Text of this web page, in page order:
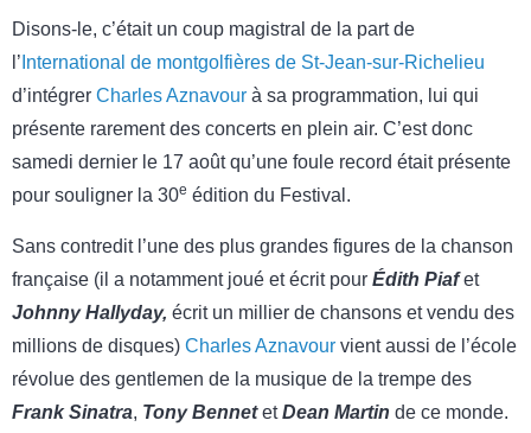
Disons-le, c’était un coup magistral de la part de
l’ International de montgolfières de St-Jean-sur-Richelieu
d’intégrer Charles Aznavour à sa programmation, lui qui
présente rarement des concerts en plein air. C’est donc
samedi dernier le 17 août qu’une foule record était présente
pour souligner la 30e édition du Festival.
Sans contredit l’une des plus grandes figures de la chanson
française (il a notamment joué et écrit pour Édith Piafet
Johnny Hallyday, écrit un millier de chansons et vendu des
millions de disques) Charles Aznavour vient aussi de l’école
révolue des gentlemen de la musique de la trempe des
Frank Sinatra, Tony BennetetDean Martin de ce monde.